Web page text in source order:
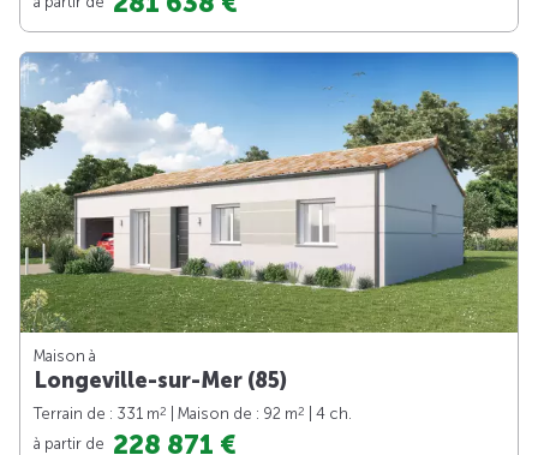
Maison à
Longeville-sur-Mer (85)
Terrain de : 331 m2 | Maison de : 92 m2
| 4 ch.
à partir de 228 871 €